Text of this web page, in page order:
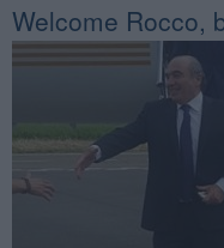
Welcome Rocco,